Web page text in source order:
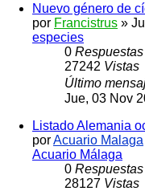
Nuevo género de
por Francistrus »
especies
0 Respuestas
27242 Vistas
Último
Jue, 03 Nov
Listado Alemania
porAcuario Malaga
Acuario Málaga
0 Respuestas
28127 Vistas